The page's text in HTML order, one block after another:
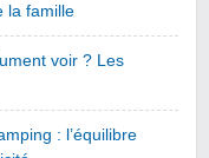
la famille
voir ? Les
: l’équilibre